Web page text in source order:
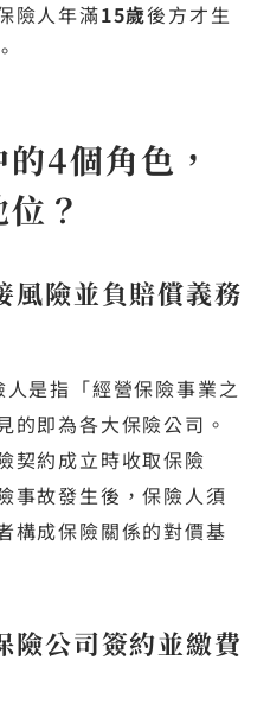
險人年滿15歲後方才生
4個角色，
？
風險並負賠償義務
人是指「經營保險事業之
的即為各大保險公司。
契約成立時收取保險
事故發生後，保險人須
構成保險關係的對價基
險公司簽約並繳費